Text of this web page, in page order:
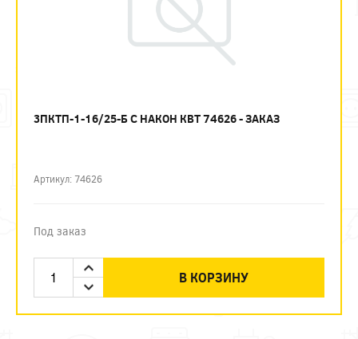
3ПКТП-1-16/25-Б С НАКОН КВТ 74626 - ЗАКАЗ
Артикул: 74626
Под заказ
В КОРЗИНУ